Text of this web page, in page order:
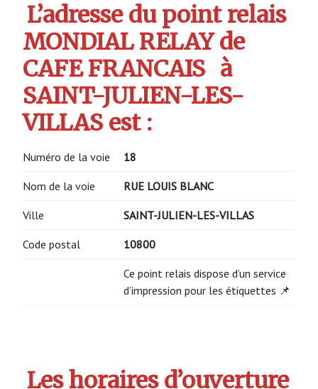
L’adresse du point relais
MONDIAL RELAY de
CAFE FRANCAIS à
SAINT-JULIEN-LES-
VILLAS est :
Numéro de la voie 18
Nom de la voie RUE LOUIS BLANC
Ville SAINT-JULIEN-LES-VILLAS
Code postal 10800
Ce point relais dispose d’un service
d’impression pour les étiquettes 📌
Les horaires d’ouverture